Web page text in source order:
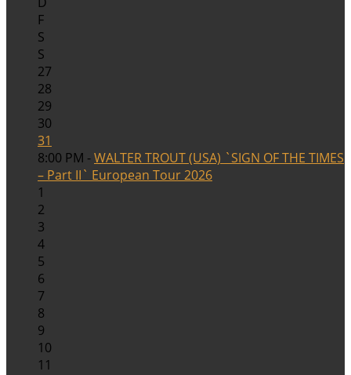
F
S
S
27
28
29
30
31
8:00 PM -WALTER TROUT (USA) `SIGN OF THE TIMES
– Part II` European Tour 2026
1
2
3
4
5
6
7
8
9
10
11